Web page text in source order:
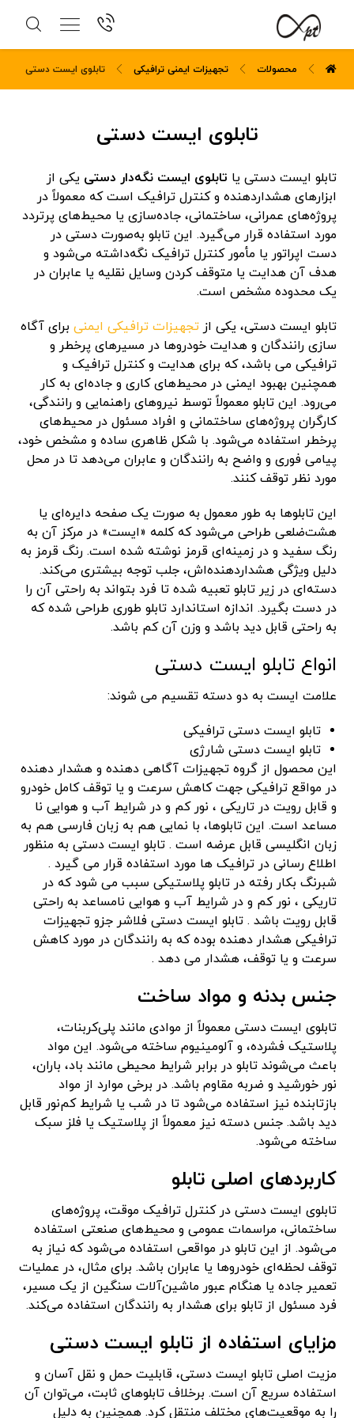
محصولات تجهیزات ایمنی ترافیکی تابلوی ایست دستی
تابلوی ایست دستی
تابلو ایست دستی یا تابلوی ایست نگه‌دار دستی یکی از
ابزارهای هشداردهنده و کنترل ترافیک است که معمولاً در
پروژه‌های عمرانی، ساختمانی، جاده‌سازی یا محیط‌های پرتردد
مورد استفاده قرار می‌گیرد. این تابلو به‌صورت دستی در
دست اپراتور یا مأمور کنترل ترافیک نگه‌داشته می‌شود و
هدف آن هدایت یا متوقف کردن وسایل نقلیه یا عابران در
یک محدوده مشخص است.
تابلو ایست دستی، یکی ازتجهیزات ترافیکی ایمنی برای آگاه
سازی رانندگان و هدایت خودروها در مسیرهای پرخطر و
ترافیکی می باشد، که برای هدایت و کنترل ترافیک و
همچنین بهبود ایمنی در محیط‌های کاری و جاده‌ای به کار
می‌رود. این تابلو معمولاً توسط نیروهای راهنمایی و رانندگی،
کارگران پروژه‌های ساختمانی و افراد مسئول در محیط‌های
پرخطر استفاده می‌شود. با شکل ظاهری ساده و مشخص خود،
پیامی فوری و واضح به رانندگان و عابران می‌دهد تا در محل
مورد نظر توقف کنند.
این تابلوها به طور معمول به صورت یک صفحه دایره‌ای یا
هشت‌ضلعی طراحی می‌شود که کلمه «ایست» در مرکز آن به
رنگ سفید و در زمینه‌ای قرمز نوشته شده است. رنگ قرمز به
دلیل ویژگی هشداردهنده‌اش، جلب توجه بیشتری می‌کند.
دسته‌ای در زیر تابلو تعبیه شده تا فرد بتواند به راحتی آن را
در دست بگیرد. اندازه استاندارد تابلو طوری طراحی شده که
به راحتی قابل دید باشد و وزن آن کم باشد.
انواع تابلو ایست دستی
علامت ایست به دو دسته تقسیم می شوند:
تابلو ایست دستی ترافیکی
تابلو ایست دستی شارژی
این محصول از گروه تجهیزات آگاهی دهنده و هشدار دهنده
در مواقع ترافیکی جهت کاهش سرعت و یا توقف کامل خودرو
و قابل رویت در تاریکی ، نور کم و در شرایط آب و هوایی نا
مساعد است. این تابلوها، با نمایی هم به زبان فارسی هم به
زبان انگلیسی قابل عرضه است . تابلو ایست دستی به منظور
اطلاع رسانی در ترافیک ها مورد استفاده قرار می گیرد .
شبرنگ بکار رفته در تابلو پلاستیکی سبب می شود که در
تاریکی ، نور کم و در شرایط آب و هوایی نامساعد به راحتی
قابل رویت باشد . تابلو ایست دستی فلاشر جزو تجهیزات
ترافیکی هشدار دهنده بوده که به رانندگان در مورد کاهش
سرعت و یا توقف، هشدار می دهد .
جنس بدنه و مواد ساخت
تابلوی ایست دستی معمولاً از موادی مانند پلی‌کربنات،
پلاستیک فشرده، و آلومینیوم ساخته می‌شود. این مواد
باعث می‌شوند تابلو در برابر شرایط محیطی مانند باد، باران،
نور خورشید و ضربه مقاوم باشد. در برخی موارد از مواد
بازتابنده نیز استفاده می‌شود تا در شب یا شرایط کم‌نور قابل
دید باشد. جنس دسته نیز معمولاً از پلاستیک یا فلز سبک
ساخته می‌شود.
کاربردهای اصلی تابلو
تابلوی ایست دستی در کنترل ترافیک موقت، پروژه‌های
ساختمانی، مراسمات عمومی و محیط‌های صنعتی استفاده
می‌شود. از این تابلو در مواقعی استفاده می‌شود که نیاز به
توقف لحظه‌ای خودروها یا عابران باشد. برای مثال، در عملیات
تعمیر جاده یا هنگام عبور ماشین‌آلات سنگین از یک مسیر،
فرد مسئول از تابلو برای هشدار به رانندگان استفاده می‌کند.
مزایای استفاده از تابلو ایست دستی
مزیت اصلی تابلو ایست دستی، قابلیت حمل و نقل آسان و
استفاده سریع آن است. برخلاف تابلوهای ثابت، می‌توان آن
را به موقعیت‌های مختلف منتقل کرد. همچنین به دلیل